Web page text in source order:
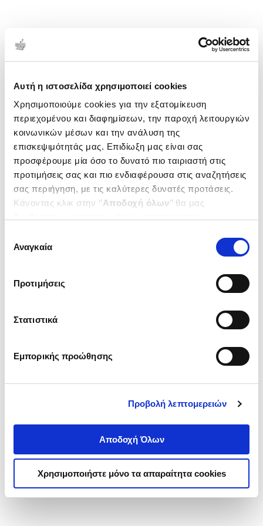
Αυτή η ιστοσελίδα χρησιμοποιεί cookies
Χρησιμοποιούμε cookies για την εξατομίκευση
περιεχομένου και διαφημίσεων, την παροχή λειτουργιών
κοινωνικών μέσων και την ανάλυση της
επισκεψιμότητάς μας. Επιδίωξη μας είναι σας
προσφέρουμε μία όσο το δυνατό πιο ταιριαστή στις
προτιμήσεις σας και πιο ενδιαφέρουσα στις αναζητήσεις
σας περιήγηση, με τις καλύτερες δυνατές προτάσεις.
Κάνοντας κλικ στην ‘’Αποδοχή όλων’’ θα μας
ενδιαφέρουν και να επιλέξετε από τα παρακάτω με την
΄΄και να ενημερωθείτε σχετικά με
συγκατάθεσης
Αναγκαία
Προτιμήσεις
Στατιστικά
Εμπορικής προώθησης
Προβολή λεπτομερειών
Αποδοχή Όλων
Χρησιμοποιήστε μόνο τα απαραίτητα cookies